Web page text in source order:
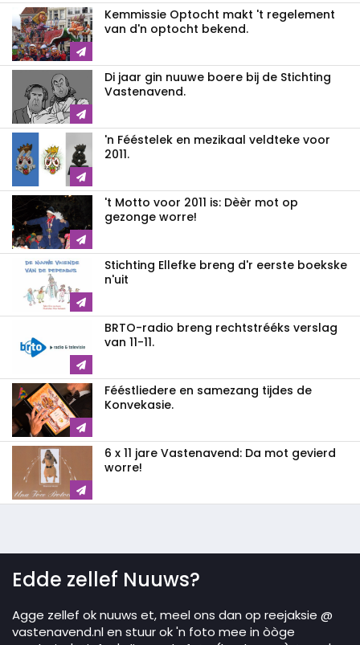
Kemmissie Optocht makt 't regelement
van d'n optocht bekend.
Di jaar gin nuuwe boere bij de Stichting
Vastenavend.
'n Fééstelek en mezikaal veldteke voor
2011.
't Motto voor 2011 is: Dèèr mot op
gezonge worre!
Stichting Ellefke breng d'r eerste boekske
n'uit
BRTO-radio breng rechtstrééks verslag
van 11-11.
Fééstliedere en samezang tijdes de
Konvekasie.
6 x 11 jare Vastenavend: Da mot gevierd
worre!
Edde zellef Nuuws?
Agge zellef ok nuuws et, meel ons dan op reejaksie @
vastenavend.nl en stuur ok 'n foto mee in òòge